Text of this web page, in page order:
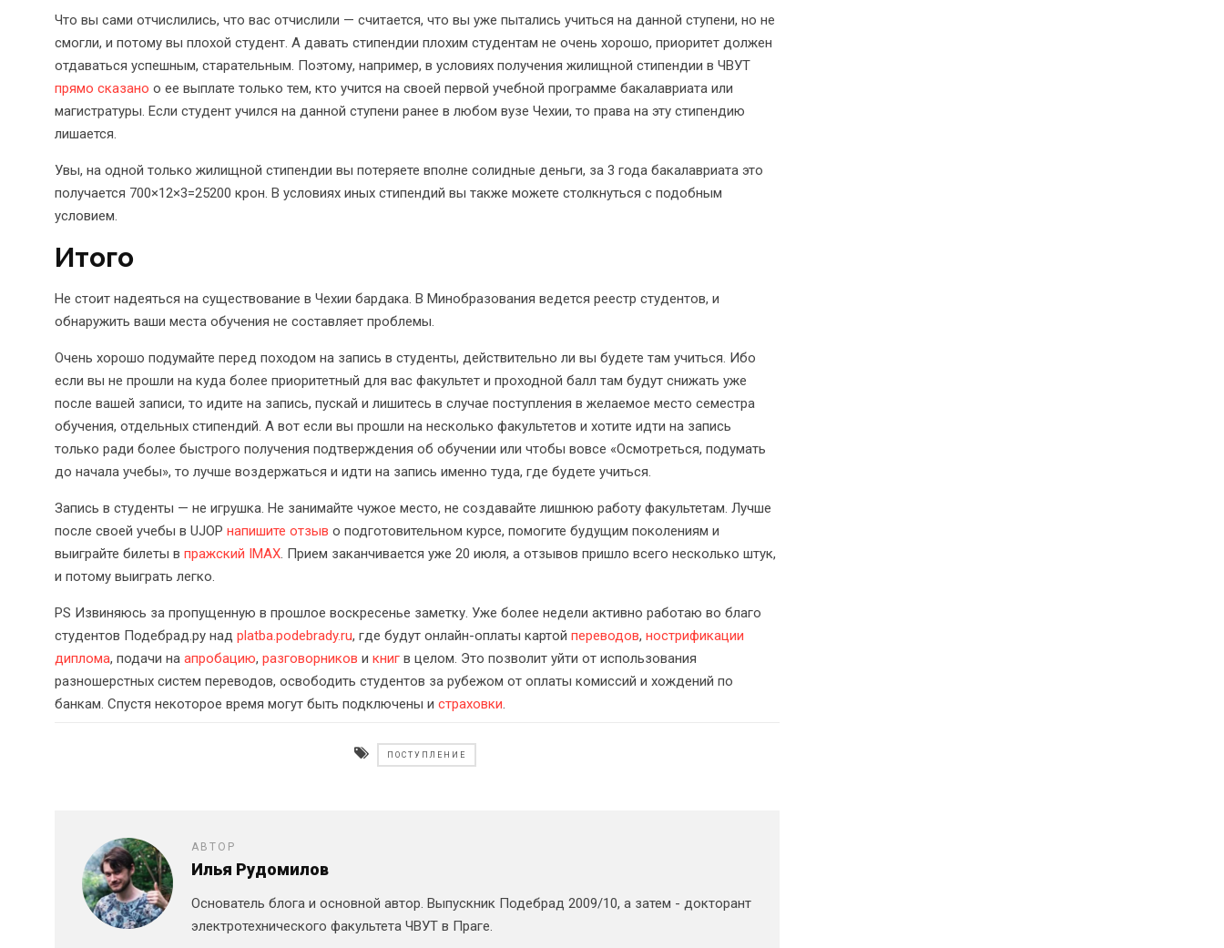
Что вы сами отчислились, что вас отчислили — считается, что вы уже пытались учиться на данной ступени, но не
смогли, и потому вы плохой студент. А давать стипендии плохим студентам не очень хорошо, приоритет должен
отдаваться успешным, старательным. Поэтому, например, в условиях получения жилищной стипендии в ЧВУТ
прямо сказано о ее выплате только тем, кто учится на своей первой учебной программе бакалавриата или
магистратуры. Если студент учился на данной ступени ранее в любом вузе Чехии, то права на эту стипендию
лишается.
Увы, на одной только жилищной стипендии вы потеряете вполне солидные деньги, за 3 года бакалавриата это
получается 700×12×3=25200 крон. В условиях иных стипендий вы также можете столкнуться с подобным
условием.
Итого
Не стоит надеяться на существование в Чехии бардака. В Минобразования ведется реестр студентов, и
обнаружить ваши места обучения не составляет проблемы.
Очень хорошо подумайте перед походом на запись в студенты, действительно ли вы будете там учиться. Ибо
если вы не прошли на куда более приоритетный для вас факультет и проходной балл там будут снижать уже
после вашей записи, то идите на запись, пускай и лишитесь в случае поступления в желаемое место семестра
обучения, отдельных стипендий. А вот если вы прошли на несколько факультетов и хотите идти на запись
только ради более быстрого получения подтверждения об обучении или чтобы вовсе «Осмотреться, подумать
до начала учебы», то лучше воздержаться и идти на запись именно туда, где будете учиться.
Запись в студенты — не игрушка. Не занимайте чужое место, не создавайте лишнюю работу факультетам. Лучше
после своей учебы в UJOP напишите отзыв о подготовительном курсе, помогите будущим поколениям и
выиграйте билеты в пражский IMAX . Прием заканчивается уже 20 июля, а отзывов пришло всего несколько штук,
и потому выиграть легко.
PS Извиняюсь за пропущенную в прошлое воскресенье заметку. Уже более недели активно работаю во благо
студентов Подебрад.ру над platba.podebrady.ru, где будут онлайн-оплаты картой переводов, нострификации
диплома, подачи на апробацию, разговорников и книг в целом. Это позволит уйти от использования
разношерстных систем переводов, освободить студентов за рубежом от оплаты комиссий и хождений по
банкам. Спустя некоторое время могут быть подключены и страховки
ПОСТУПЛЕНИЕ
АВТОР
Илья Рудомилов
Основатель блога и основной автор. Выпускник Подебрад 2009/10, а затем - докторант
электротехнического факультета ЧВУТ в Праге.